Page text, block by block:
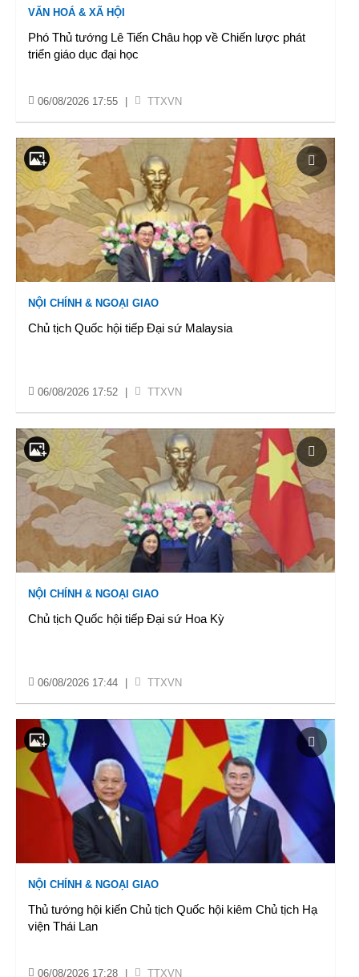
VĂN HOÁ & XÃ HỘI
Phó Thủ tướng Lê Tiến Châu họp về Chiến lược phát
triển giáo dục đại học
06/08/2026 17:55 TTXVN
NỘI CHÍNH & NGOẠI GIAO
Chủ tịch Quốc hội tiếp Đại sứ Malaysia
06/08/2026 17:52 TTXVN
NỘI CHÍNH & NGOẠI GIAO
Chủ tịch Quốc hội tiếp Đại sứ Hoa Kỳ
06/08/2026 17:44 TTXVN
NỘI CHÍNH & NGOẠI GIAO
Thủ tướng hội kiến Chủ tịch Quốc hội kiêm Chủ tịch Hạ
viện Thái Lan
06/08/2026 17:28 TTXVN